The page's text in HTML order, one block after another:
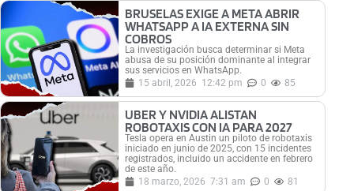
BRUSELAS EXIGE A META ABRIR
WHATSAPP A IA EXTERNA SIN
COBROS
La investigación busca determinar si Meta
abusa de su posición dominante al integrar
sus servicios en WhatsApp.
15 abril, 2026 12:42 pm 0 85
UBER Y NVIDIA ALISTAN
ROBOTAXIS CON IA PARA 2027
Tesla opera en Austin un piloto de robotaxis
iniciado en junio de 2025, con 15 incidentes
registrados, incluido un accidente en febrero
de este año.
18 marzo, 2026 7:31 am 0 81